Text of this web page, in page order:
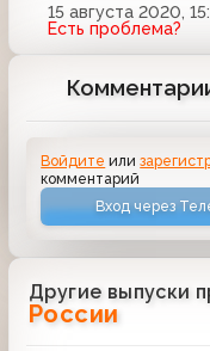
15 августа 2020,
Есть проблема?
Войдите или
комментарий
Вход через
Другие выпуски
России